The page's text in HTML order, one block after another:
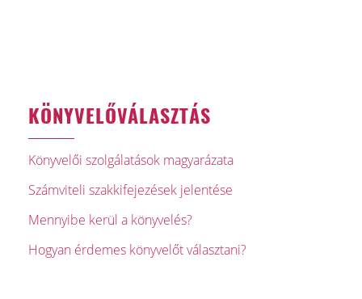
KÖNYVELŐVÁLASZTÁS
Könyvelői szolgálatások magyarázata
Számviteli szakkifejezések jelentése
Mennyibe kerül a könyvelés?
Hogyan érdemes könyvelőt választani?